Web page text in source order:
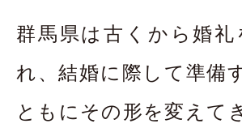
アクセス
群馬県は古くから婚
れ、結婚に際して準備
ともにその形を変えて